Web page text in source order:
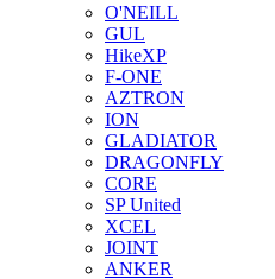
O'NEILL
GUL
HikeXP
F-ONE
AZTRON
ION
GLADIATOR
DRAGONFLY
CORE
SP United
XCEL
JOINT
ANKER